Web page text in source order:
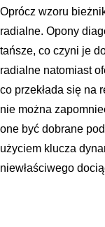
Oprócz wzoru
radialne. Opony
tańsze, co czyni je
radialne natomiast
co przekłada się na
nie można
one być dobrane
użyciem klucza
niewłaściwego